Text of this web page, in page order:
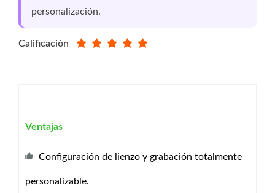
personalización.
Calificación
Ventajas
Configuración de lienzo y grabación totalmente
personalizable.